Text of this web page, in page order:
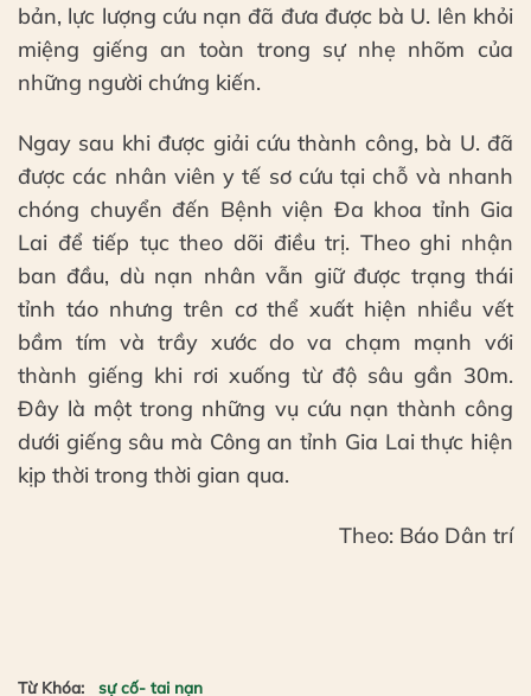
bản, lực lượng cứu nạn đã đưa được bà U. lên khỏi
miệng giếng an toàn trong sự nhẹ nhõm của
những người chứng kiến.
Ngay sau khi được giải cứu thành công, bà U. đã
được các nhân viên y tế sơ cứu tại chỗ và nhanh
chóng chuyển đến Bệnh viện Đa khoa tỉnh Gia
Lai để tiếp tục theo dõi điều trị. Theo ghi nhận
ban đầu, dù nạn nhân vẫn giữ được trạng thái
tỉnh táo nhưng trên cơ thể xuất hiện nhiều vết
bầm tím và trầy xước do va chạm mạnh với
thành giếng khi rơi xuống từ độ sâu gần 30m.
Đây là một trong những vụ cứu nạn thành công
dưới giếng sâu mà Công an tỉnh Gia Lai thực hiện
kịp thời trong thời gian qua.
Theo: Báo Dân trí
Từ Khóa: sự cố- tai nạn